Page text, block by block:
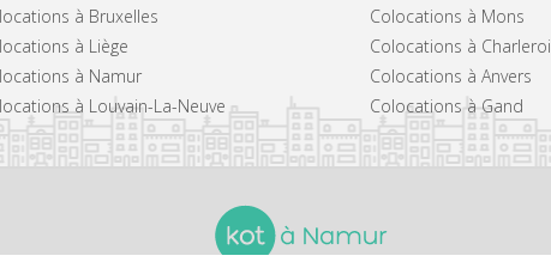
à Bruxelles
à Liège
à Namur
à Louvain-La-Neuve
Colocations à Mons
Colocations à Charleroi
Colocations à Anvers
Colocations à Gand